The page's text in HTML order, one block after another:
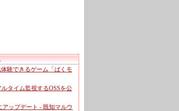
験できるゲーム「ばくモ
タイム監視するOSSを公
アップデート - 既知マルウ